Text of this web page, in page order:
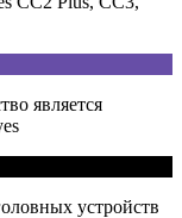
является
устройств